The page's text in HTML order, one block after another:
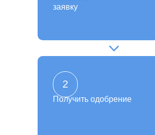
Получить одобрение
2
заявку